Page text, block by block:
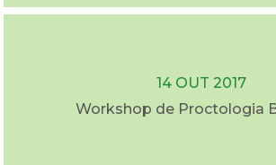
14 OUT 2017
Workshop de Proctologia